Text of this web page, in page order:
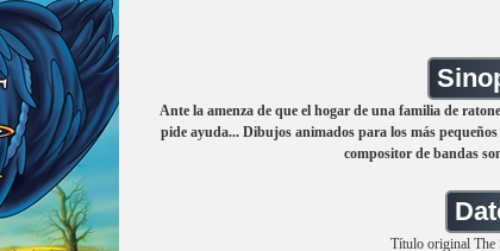
Ante la amenza de que el hogar de una familia de
pide ayuda... Dibujos animados para los más
compositor de bandas
Título original